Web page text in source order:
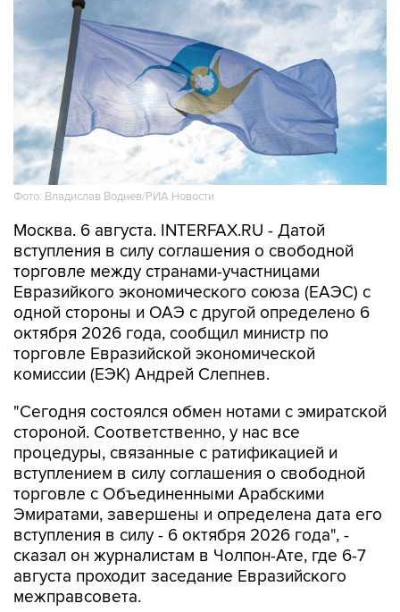
Фото: Владислав Воднев/РИА Новости
Москва. 6 августа. INTERFAX.RU - Датой
вступления в силу соглашения о свободной
торговле между странами-участницами
Евразийкого экономического союза (ЕАЭС) с
одной стороны и ОАЭ с другой определено 6
октября 2026 года, сообщил министр по
торговле Евразийской экономической
комиссии (ЕЭК) Андрей Слепнев.
"Сегодня состоялся обмен нотами с эмиратской
стороной. Соответственно, у нас все
процедуры, связанные с ратификацией и
вступлением в силу соглашения о свободной
торговле с Объединенными Арабскими
Эмиратами, завершены и определена дата его
вступления в силу - 6 октября 2026 года", -
сказал он журналистам в Чолпон-Ате, где 6-7
августа проходит заседание Евразийского
межправсовета.